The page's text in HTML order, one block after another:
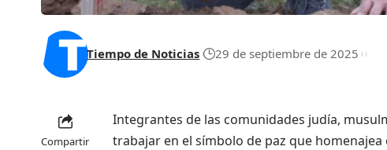
Tiempo de Noticias 29 de septiembre de 2025
Compartir
Integrantes de las comunidades judía,
trabajar en el símbolo de paz que homenajea